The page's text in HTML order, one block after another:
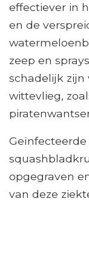
effectiever in
en de
zeep en
schadelijk zijn
wittevlieg,
opgegraven
van deze